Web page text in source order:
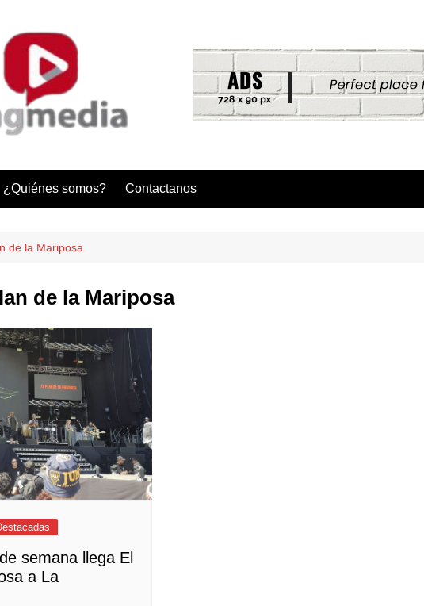
¿Quiénes somos? Contactanos
de la Mariposa
de la Mariposa
semana llega El
a La